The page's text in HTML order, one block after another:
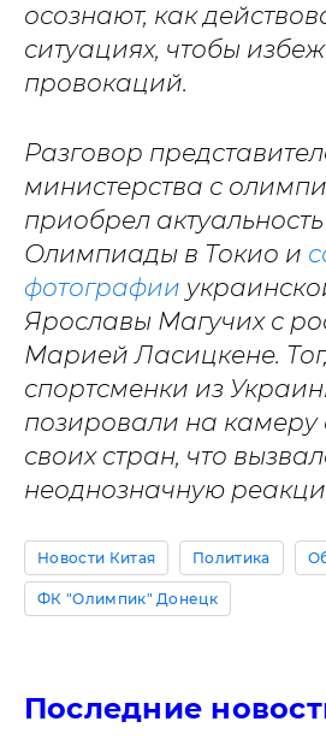
осознают, как
ситуациях, чтобы
провокаций.
Разговор
министерства с
приобрел
Олимпиады в Токио и
фотографии
Ярославы Магучих с
Марией Ласицкене.
спортсменки из
позировали на камеру
своих стран, что
неоднозначную
Новости Китая Политика
ФК "Олимпик" Донецк
Последние